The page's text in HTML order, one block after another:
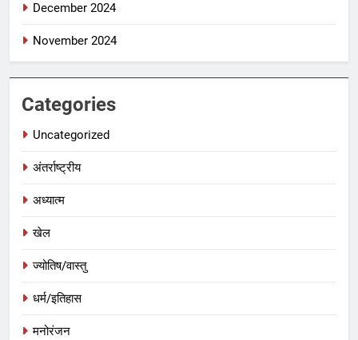
December 2024
November 2024
Categories
Uncategorized
अंतर्राष्ट्रीय
अध्यात्म
खेल
ज्योतिष/वास्तु
धर्म/इतिहास
मनोरंजन